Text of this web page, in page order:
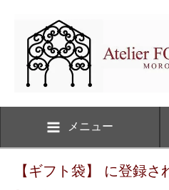
メニュー
【ギフト袋】 に登録さ